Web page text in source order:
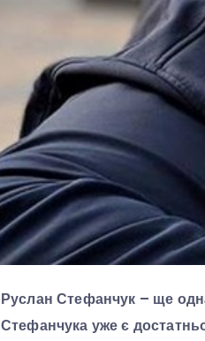
Руслан Стефанчук – ще
Стефанчука уже є